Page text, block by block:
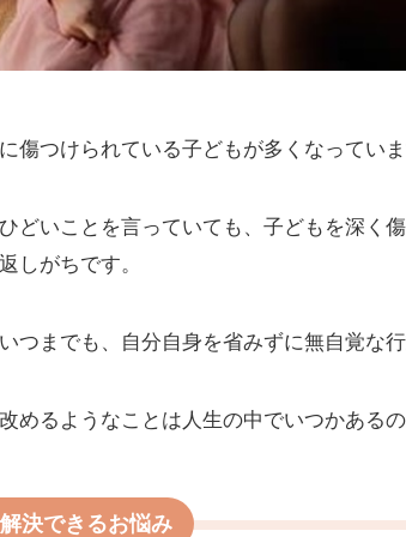
傷つけられている子どもが多くなっていま
どいことを言っていても、子どもを深く
しがちです。
つまでも、自分自身を省みずに無自覚な
めるようなことは人生の中でいつかある
決できるお悩み